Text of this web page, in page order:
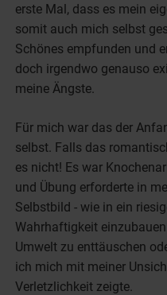
erste Mal, dass es mein
somit auch mich selbst
Schönes empfunden und
doch irgendwo genauso
meine Ängste.
Für mich war das der
selbst. Falls das
es nicht! Es war
und Übung erforderte in
Selbstbild - wie in ein
Wahrhaftigkeit
Umwelt zu enttäuschen
ich mich mit meiner
Verletzlichkeit zeigte.